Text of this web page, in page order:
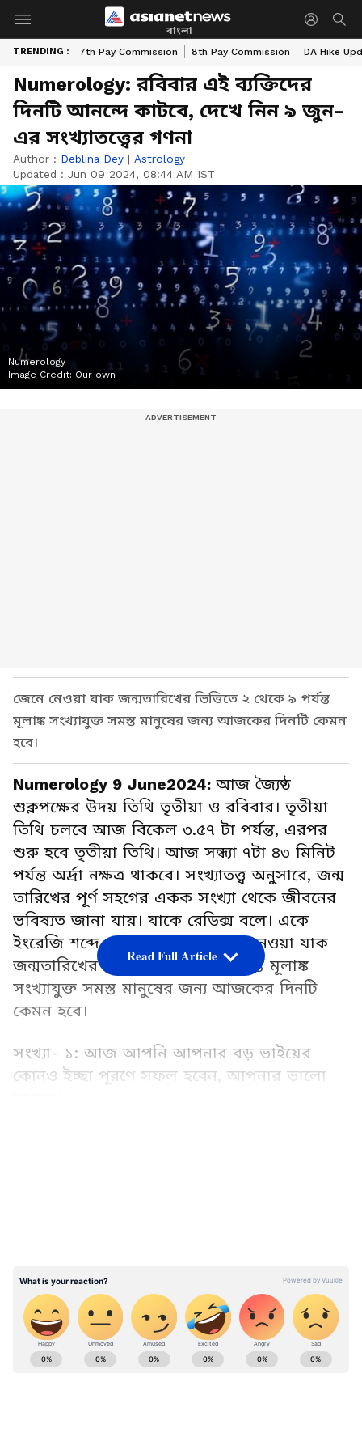
বাংলা
TRENDING : 7th Pay Commission 8th Pay Commission DA Hike
Numerology: রবিবার এই ব্যক্তিদের
দিনটি আনন্দে কাটবে, দেখে নিন ৯ জুন-
এর সংখ্যাতত্ত্বের গণনা
Author : Deblina Dey | Astrology
Updated : Jun 09 2024, 08:44 AM IST
Numerology
Image Credit: Our own
জেনে নেওয়া যাক জন্মতারিখের ভিত্তিতে ২ থেকে ৯ পর্যন্ত
মূলাঙ্ক সংখ্যাযুক্ত সমস্ত মানুষের জন্য আজকের দিনটি কেমন
হবে।
Numerology 9 June2024: আজ জ্যৈষ্ঠ
শুক্লপক্ষের উদয় তিথি তৃতীয়া ও রবিবার। তৃতীয়া
তিথি চলবে আজ বিকেল ৩.৫৭ টা পর্যন্ত, এরপর
শুরু হবে তৃতীয়া তিথি। আজ সন্ধ্যা ৭টা ৪৩ মিনিট
পর্যন্ত অর্দ্রা নক্ষত্র থাকবে। সংখ্যাতত্ত্ব অনুসারে, জন্ম
তারিখের পূর্ণ সহগের একক সংখ্যা থেকে জীবনের
ভবিষ্যত জানা যায়। যাকে রেডিক্স বলে। একে
ইংরেজি শব্দে সংখ্যাতত্ত্ব বলে। জেনে নেওয়া যাক
জন্মতারিখের ভিত্তিতে ২ থেকে ৯ পর্যন্ত মূলাঙ্ক
সংখ্যাযুক্ত সমস্ত মানুষের জন্য আজকের দিনটি
কেমন হবে।
সংখ্যা- ১: আজ আপনি আপনার বড় ভাইয়ের
কোনও ইচ্ছা পূরণে সফল হবেন, আপনার ভালো
Read Full Article
ABOUT THE AUTHOR